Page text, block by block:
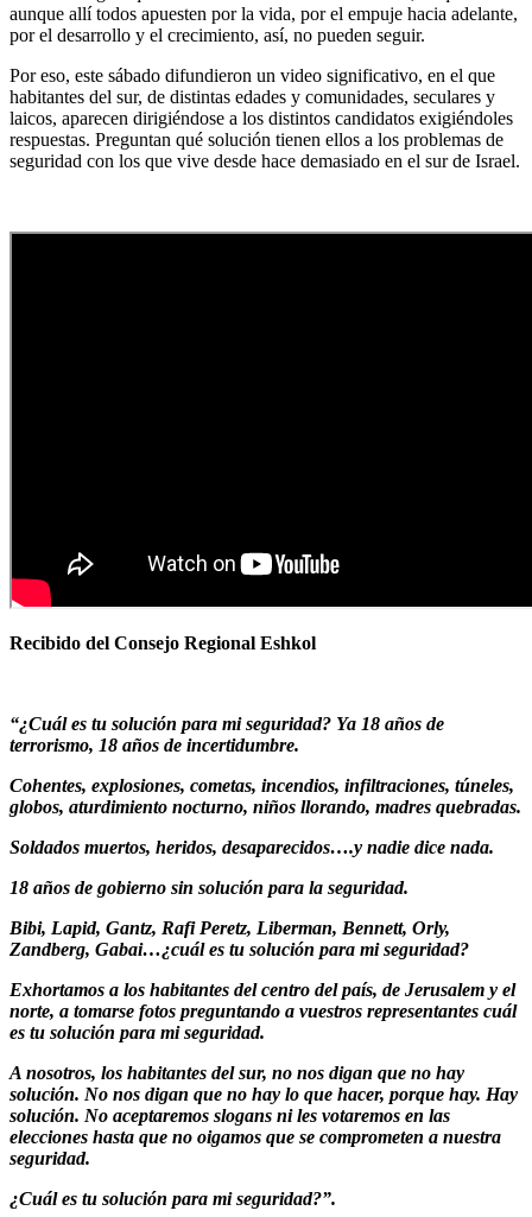
aunque allí todos apuesten por la vida, por el empuje hacia adelante,
por el desarrollo y el crecimiento, así, no pueden seguir.
Por eso, este sábado difundieron un video significativo, en el que
habitantes del sur, de distintas edades y comunidades, seculares y
laicos, aparecen dirigiéndose a los distintos candidatos exigiéndoles
respuestas. Preguntan qué solución tienen ellos a los problemas de
seguridad con los que vive desde hace demasiado en el sur de Israel.
Recibido del Consejo Regional Eshkol
“¿Cuál es tu solución para mi seguridad? Ya 18 años de
terrorismo, 18 años de incertidumbre.
Cohentes, explosiones, cometas, incendios, infiltraciones, túneles,
globos, aturdimiento nocturno, niños llorando, madres quebradas.
Soldados muertos, heridos, desaparecidos….y nadie dice nada.
18 años de gobierno sin solución para la seguridad.
Bibi, Lapid, Gantz, Rafi Peretz, Liberman, Bennett, Orly,
Zandberg, Gabai…¿cuál es tu solución para mi seguridad?
Exhortamos a los habitantes del centro del país, de Jerusalem y el
norte, a tomarse fotos preguntando a vuestros representantes cuál
es tu solución para mi seguridad.
A nosotros, los habitantes del sur, no nos digan que no hay
solución. No nos digan que no hay lo que hacer, porque hay. Hay
solución. No aceptaremos slogans ni les votaremos en las
elecciones hasta que no oigamos que se comprometen a nuestra
seguridad.
¿Cuál es tu solución para mi seguridad?”.